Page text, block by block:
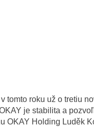
tomto roku už o tretiu
je stabilita a
OKAY Holding Luděk